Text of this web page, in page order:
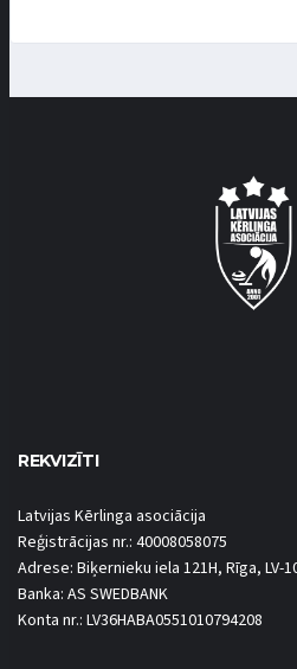
REKVIZĪTI
Latvijas Kērlinga asociācija
Reģistrācijas nr.: 40008058075
Adrese: Biķernieku iela 121H, Rīga, LV-
Banka: AS SWEDBANK
Konta nr.: LV36HABA0551010794208